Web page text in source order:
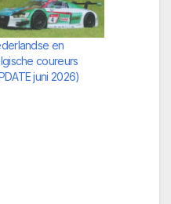
en
coureurs
juni 2026)